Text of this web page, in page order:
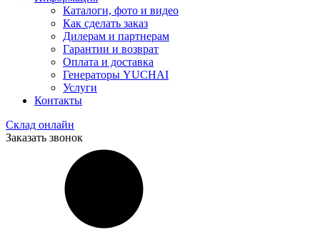
Каталоги, фото и видео
Как сделать заказ
Дилерам и партнерам
Гарантии и возврат
Оплата и доставка
Генераторы YUCHAI
Услуги
Контакты
Склад онлайн
Заказать звонок